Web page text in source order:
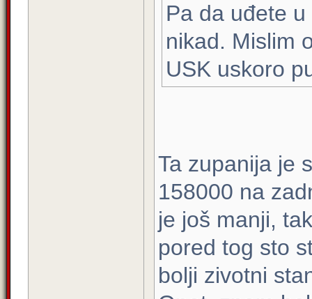
Pa da uđete
nikad. Mislim
USK uskoro
Ta zupanija je
158000 na
je još manji,
pored tog sto
bolji zivotni